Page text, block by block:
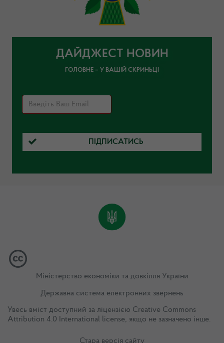
ДАЙДЖЕСТ НОВИН
ГОЛОВНЕ – У ВАШІЙ СКРИНЬЦІ
ПІДПИСАТИСЬ
Міністерство економіки та довкілля України
Державна система електронних звернень
Увесь вміст доступний за ліцензією Creative Commons
Attribution 4.0 International license, якщо не зазначено інше.
Стара версія сайту